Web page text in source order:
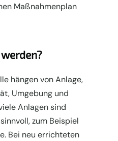
Maßnahmenplan
hängen von Anlage,
Umgebung und
Anlagen sind
zum Beispiel
Bei neu errichteten